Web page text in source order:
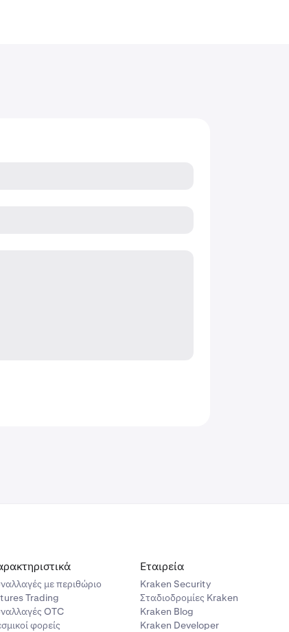
με περιθώριο
Trading
OTC
φορείς
Εταιρεία
Kraken Security
Σταδιοδρομίες Kraken
Kraken Blog
Kraken Developer